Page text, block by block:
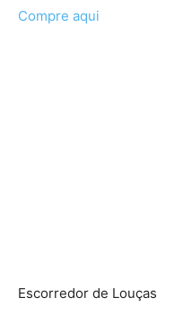
Compre aqui
Escorredor de Louças